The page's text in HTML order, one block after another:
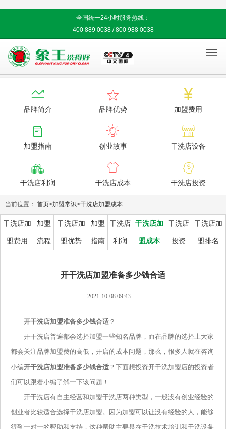
全国统一24小时服务热线：
400 889 0038 / 800 988 0038


品牌简介

品牌优势

加盟费用

加盟指南

创业故事

干洗店设备

干洗店利润

干洗店成本

干洗店投资
当前位置： 首页>加盟常识>干洗店加盟成本
干洗店加
盟费用
加盟
流程
干洗店加
盟优势
加盟
指南
干洗店
利润
干洗店加
盟成本
干洗店
投资
干洗店加
盟排名
开干洗店加盟准备多少钱合适
2021-10-08 09:43
开干洗店加盟准备多少钱合适 ？
开干洗店普遍都会选择加盟一些知名品牌，而在品牌的选择上大家
都会关注品牌加盟费的高低，开店的成本问题，那么，很多人就在咨询
小编开干洗店加盟准备多少钱合适 ？下面想投资开干洗加盟店的投资者
们可以跟着小编了解一下该问题！
开干洗店有自主经营和加盟干洗店两种类型，一般没有创业经验的
创业者比较适合选择干洗店加盟。因为加盟可以让没有经验的人，能够
得到一对一的帮助和支持，这种帮助主要是在干洗技术培训和干洗设备